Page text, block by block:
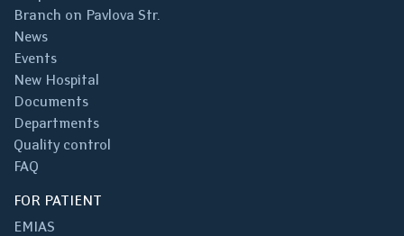
Branch on Pavlova Str.
News
Events
New Hospital
Documents
Departments
Quality control
FAQ
FOR PATIENT
EMIAS